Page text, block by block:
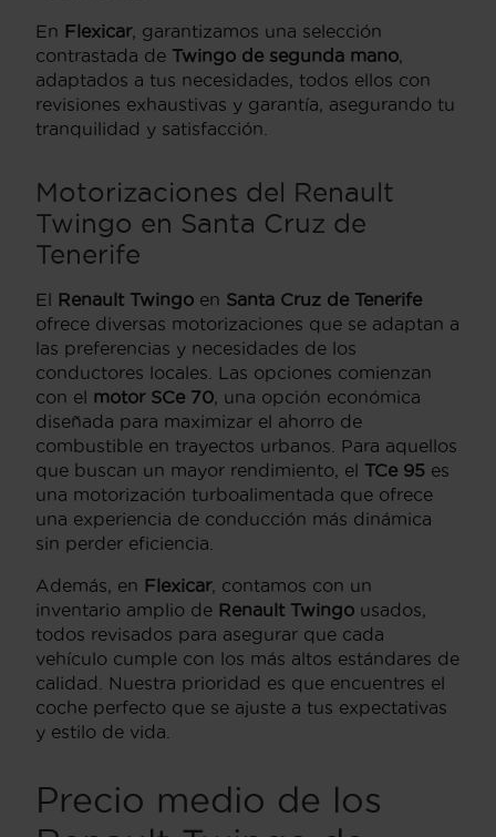
En Flexicar, garantizamos una selección
contrastada de Twingo de segunda mano,
adaptados a tus necesidades, todos ellos con
revisiones exhaustivas y garantía, asegurando tu
tranquilidad y satisfacción.
Motorizaciones del Renault
Twingo en Santa Cruz de
Tenerife
El Renault Twingo en Santa Cruz de Tenerife
ofrece diversas motorizaciones que se adaptan a
las preferencias y necesidades de los
conductores locales. Las opciones comienzan
con el motor SCe 70, una opción económica
diseñada para maximizar el ahorro de
combustible en trayectos urbanos. Para aquellos
que buscan un mayor rendimiento, el TCe 95 es
una motorización turboalimentada que ofrece
una experiencia de conducción más dinámica
sin perder eficiencia.
Además, en Flexicar, contamos con un
inventario amplio de Renault Twingo usados,
todos revisados para asegurar que cada
vehículo cumple con los más altos estándares de
calidad. Nuestra prioridad es que encuentres el
coche perfecto que se ajuste a tus expectativas
y estilo de vida.
Precio medio de los